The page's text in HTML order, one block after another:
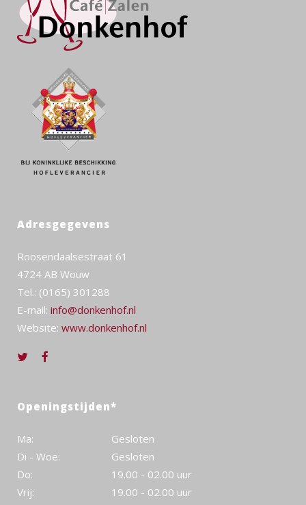
Adresgegevens
Roosendaalsestraat 61
4724 AB Wouw
Tel.: (0165) 301288
E-mail: info@donkenhof.nl
Website: www.donkenhof.nl
Openingstijden*
Ma:
Gesloten
Di - Woe:
Gesloten
Do:
19.00 - 02.00 uur
Vrij:
19.00 - 02.00 uur